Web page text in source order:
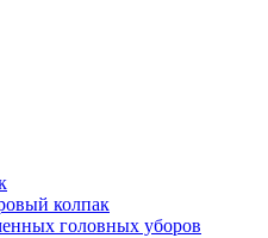
колпак
головных уборов